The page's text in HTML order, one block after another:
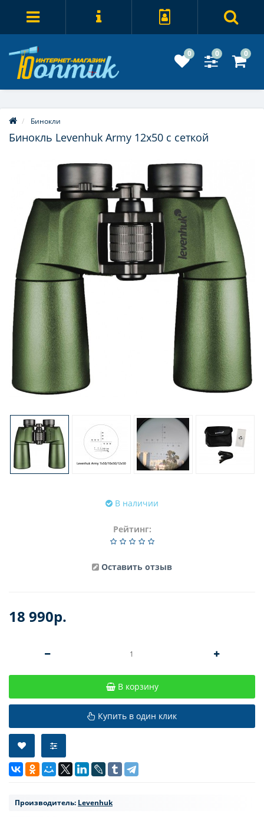
0 0 0
Бинокли
Бинокль Levenhuk Army 12x50 с сеткой
В наличии
Рейтинг:
Оставить отзыв
18 990р.
В корзину
Купить в один клик
Производитель: Levenhuk